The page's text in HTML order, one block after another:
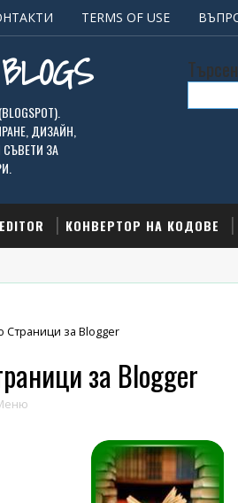
TERMS OF USE
ДИЗАЙН,
ЗА
КОНВЕРТОР НА КОДОВЕ
за Blogger
за Blogger